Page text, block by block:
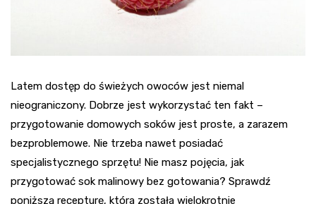
Latem dostęp do świeżych owoców jest niemal
nieograniczony. Dobrze jest wykorzystać ten fakt –
przygotowanie domowych soków jest proste, a zarazem
bezproblemowe. Nie trzeba nawet posiadać
specjalistycznego sprzętu! Nie masz pojęcia, jak
przygotować sok malinowy bez gotowania? Sprawdź
poniższą recepturę, która została wielokrotnie